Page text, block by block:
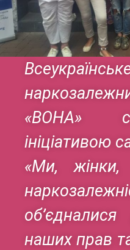
«ВОНА»
ініціативою
«Ми,
об’єдналися
наших прав